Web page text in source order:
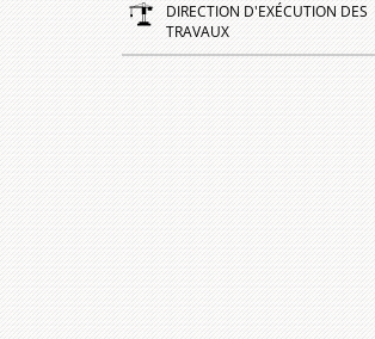
DIRECTION D'EXÉCUTION DES
TRAVAUX